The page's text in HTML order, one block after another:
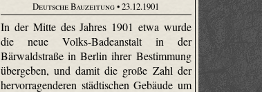
Deutsche Bauzeitung• 23.12.1901
In der Mitte des Jahres 1901 etwa wurde
die neue Volks-Badeanstalt in der
Bärwaldstraße in Berlin ihrer Bestimmung
übergeben, und damit die große Zahl der
hervorragenderen städtischen Gebäude um